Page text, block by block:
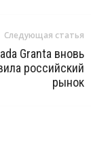
Следующая статья
Granta вновь
российский
рынок